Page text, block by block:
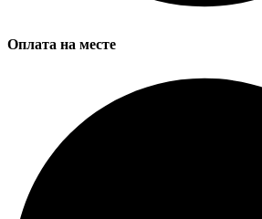
Оплата на месте